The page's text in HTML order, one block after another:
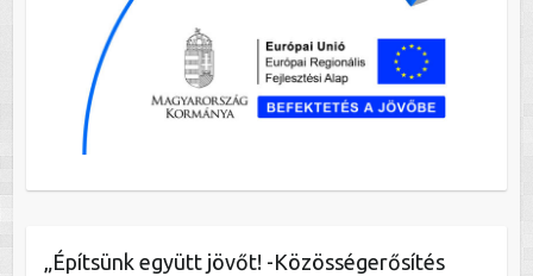
„Építsünk együtt jövőt! -Közösségerősítés